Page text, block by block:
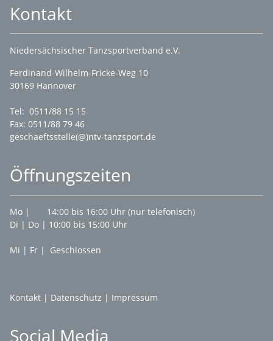
Kontakt
Niedersächsischer Tanzsportverband e.V.
Ferdinand-Wilhelm-Fricke-Weg 10
30169 Hannover
Tel: 0511/88 15 15
Fax: 0511/88 79 46
geschaeftsstelle(@)ntv-tanzsport.de
Öffnungszeiten
Mo | 14:00 bis 16:00 Uhr (nur telefonisch)
Di | Do | 10:00 bis 15:00 Uhr
Mi | Fr | Geschlossen
Kontakt | Datenschutz | Impressum
Social Media